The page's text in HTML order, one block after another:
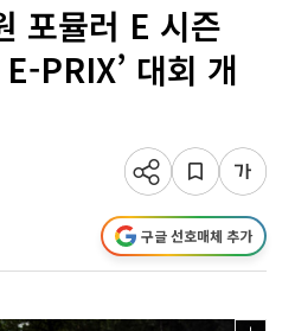
포뮬러 E 시즌
PRIX’ 대회 개
구글 선호매체 추가